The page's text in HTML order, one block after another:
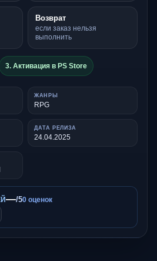
Возврат
если заказ нельзя
выполнить
3. Активация в PS Store
ЖАНРЫ
RPG
ДАТА РЕЛИЗА
24.04.2025
—/50 оценок